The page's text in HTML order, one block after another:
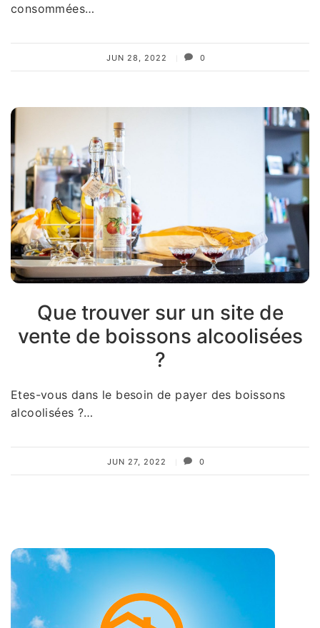
consommées…
JUN 28, 2022 0
Que trouver sur un site de
vente de boissons alcoolisées
?
Etes-vous dans le besoin de payer des boissons
alcoolisées ?…
JUN 27, 2022 0